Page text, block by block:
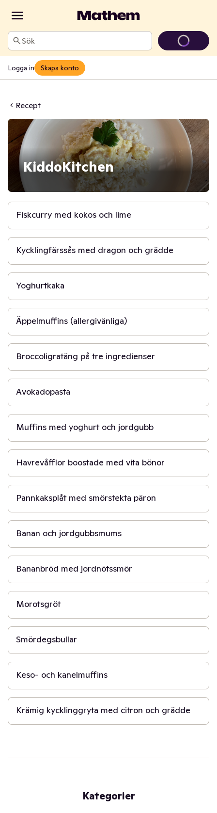
Sök
Logga in Skapa konto
Recept
KiddoKitchen
30 min
Fiskcurry med kokos och lime
20 min
Kycklingfärssås med dragon och grädde
45 min
Yoghurtkaka
30 min
Äppelmuffins (allergivänliga)
20 min
Broccoligratäng på tre ingredienser
20 min
Avokadopasta
30 min
Muffins med yoghurt och jordgubb
30 min
Havrevåfflor boostade med vita bönor
30 min
Pannkaksplåt med smörstekta päron
10 min
Banan och jordgubbsmums
50 min
Bananbröd med jordnötssmör
15 min
Morotsgröt
20 min
Smördegsbullar
30 min
Keso- och kanelmuffins
30 min
Krämig kycklinggryta med citron och grädde
Kategorier